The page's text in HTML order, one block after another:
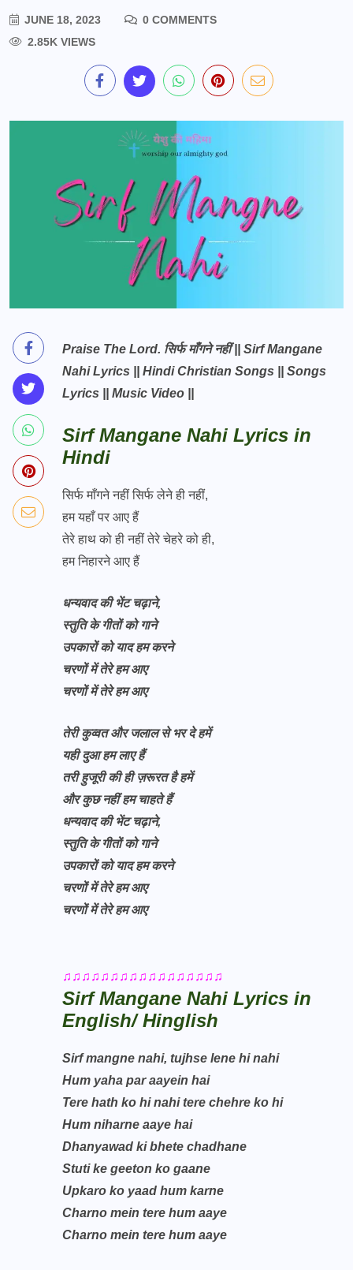
JUNE 18, 2023
0 COMMENTS
2.85K VIEWS
Praise The Lord. सिर्फ माँगने नहीं || Sirf Mangane
Nahi Lyrics || Hindi Christian Songs || Songs
Lyrics || Music Video ||
Sirf Mangane Nahi Lyrics in
Hindi
सिर्फ माँगने नहीं सिर्फ लेने ही नहीं,
हम यहाँ पर आए हैं
तेरे हाथ को ही नहीं तेरे चेहरे को ही,
हम निहारने आए हैं
धन्यवाद की भेंट चढ़ाने,
स्तुति के गीतों को गाने
उपकारों को याद हम करने
चरणों में तेरे हम आए
चरणों में तेरे हम आए
तेरी कुव्वत और जलाल से भर दे हमें
यही दुआ हम लाए हैं
तरी हुजूरी की ही ज़रूरत है हमें
और कुछ नहीं हम चाहते हैं
धन्यवाद की भेंट चढ़ाने,
स्तुति के गीतों को गाने
उपकारों को याद हम करने
चरणों में तेरे हम आए
चरणों में तेरे हम आए
♫♫♫♫♫♫♫♫♫♫♫♫♫♫♫♫♫
Sirf Mangane Nahi Lyrics in
English/ Hinglish
Sirf mangne nahi, tujhse lene hi nahi
Hum yaha par aayein hai
Tere hath ko hi nahi tere chehre ko hi
Hum niharne aaye hai
Dhanyawad ki bhete chadhane
Stuti ke geeton ko gaane
Upkaro ko yaad hum karne
Charno mein tere hum aaye
Charno mein tere hum aaye